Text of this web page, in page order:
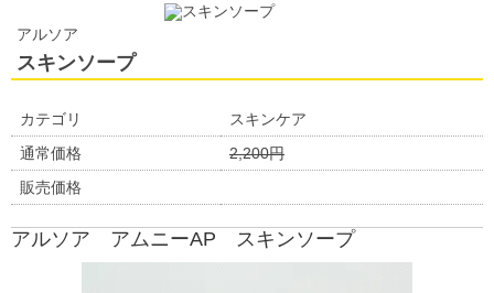
アルソア
スキンソープ
カテゴリ
スキンケア
通常価格
2,200円
販売価格
アルソア アムニーAP スキンソープ